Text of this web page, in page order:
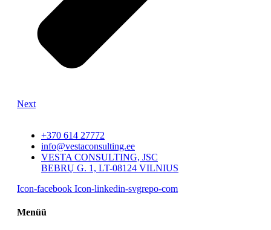
Next
+370 614 27772
info@vestaconsulting.ee
VESTA CONSULTING, JSC
BEBRŲ G. 1, LT-08124 VILNIUS
Icon-facebook Icon-linkedin-svgrepo-com
Menüü